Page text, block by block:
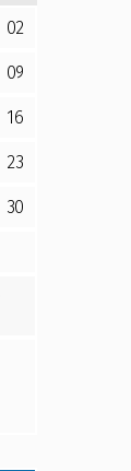
02
09
16
23
30